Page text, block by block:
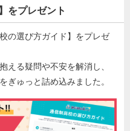
をプレゼント
の選び方ガイド】をプレゼ
える疑問や不安を解消し、
ぎゅっと詰め込みました。